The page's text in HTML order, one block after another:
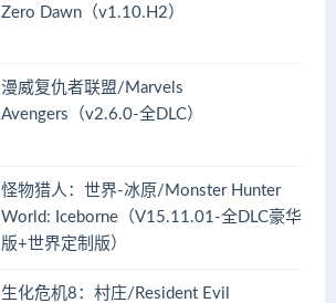
Zero Dawn（v1.10.H2）
漫威复仇者联盟/Marvels
Avengers（v2.6.0-全DLC）
怪物猎人：世界-冰原/Monster Hunter
World: Iceborne（V15.11.01-全DLC豪华
版+世界定制版）
生化危机8：村庄/Resident Evil